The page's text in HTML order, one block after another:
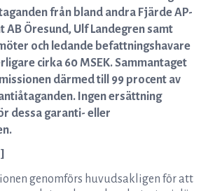
från bland andra Fjärde AP-
AB Öresund, Ulf Landegren samt
och ledande befattningshavare
cirka 60 MSEK. Sammantaget
därmed till 99 procent av
Ingen ersättning
dessa garanti- eller
genomförs huvudsakligen för att